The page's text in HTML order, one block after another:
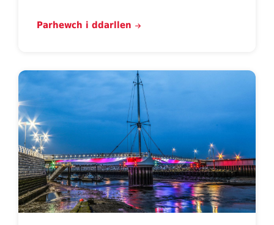
Parhewch i ddarllen